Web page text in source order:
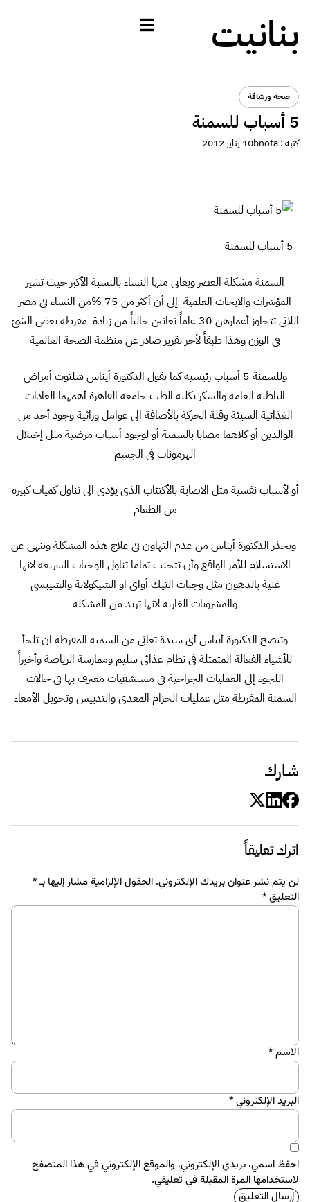
بنانيت
صحة ورشاقة
5 أسباب للسمنة
كتبه :bnota10 يناير 2012
5 أسباب للسمنة
السمنة مشكلة العصر ويعانى منها النساء بالنسبة الأكبر حيث تشير
المؤشرات والابحاث العلمية إلى أن أكثر من 75 %من النساء فى مصر
اللاتى تتجاوز أعمارهن 30 عاماً تعانين حالياً من زيادة مفرطة بعض الشئ
فى الوزن وهذا طبقاً لأخر تقرير صادر عن منظمة الصحة العالمية
وللسمنة 5 أسباب رئيسيه كما تقول الدكتورة أيناس شلتوت أمراض
الباطنة العامة والسكر بكلية الطب جامعة القاهرة أهمهما العادات
الغذائية السيئة وقلة الحركة بالأضافة الى عوامل وراثية وجود أحد من
الوالدين أو كلاهما مصابا بالسمنة أو لوجود أسباب مرضية مثل إختلال
الهرمونات فى الجسم
أو لأسباب نفسية مثل الاصابة بالأكتئاب الذى يؤدى الى تناول كميات كبيرة
من الطعام
وتحذر الدكتورة أيناس من عدم التهاون فى علاج هذه المشكلة وتنهى عن
الاستسلام للأمر الواقع وأن تتجنب تماما تناول الوجبات السريعة لانها
غنية بالدهون مثل وجبات التيك أواى او الشيكولاتة والشيبسى
والمشروبات الغازية لانها تزيد من المشكلة
وتنصح الدكتورة أيناس أى سيدة تعانى من السمنة المفرطة ان تلجأ
للأشياء الفعالة المتمثلة فى نظام غذائى سليم وممارسة الرياضة وأخيراً
اللجوء إلى العمليات الجراحية فى مستشفيات معترف بها فى حالات
السمنة المفرطة مثل عمليات الحزام المعدى والتدبيس وتحويل الأمعاء
شارك
اترك تعليقاً
لن يتم نشر عنوان بريدك الإلكتروني. الحقول الإلزامية مشار إليها بـ*
التعليق*
الاسم*
البريد الإلكتروني*
احفظ اسمي، بريدي الإلكتروني، والموقع الإلكتروني في هذا المتصفح
لاستخدامها المرة المقبلة في تعليقي.